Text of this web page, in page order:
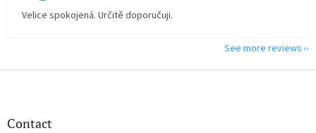
Velice spokojená. Určitě doporučuji.
See more reviews
F
Contact